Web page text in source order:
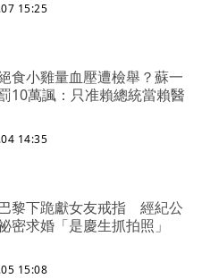
15:25
食小雞量血壓遭檢舉？蘇一
10萬諷：只准賴總統當賴醫
14:35
黎下跪獻女友戒指 經紀公
密求婚「是慶生抓拍照」
15:08